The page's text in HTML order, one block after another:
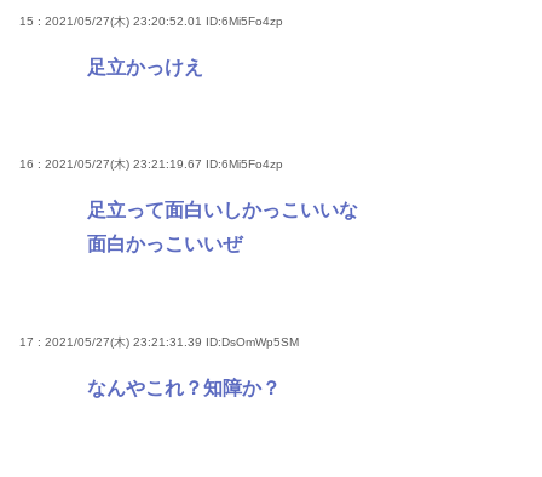
15 : 2021/05/27(木) 23:20:52.01 ID:6Mi5Fo4zp
足立かっけえ
16 : 2021/05/27(木) 23:21:19.67 ID:6Mi5Fo4zp
足立って面白いしかっこいいな
面白かっこいいぜ
17 : 2021/05/27(木) 23:21:31.39 ID:DsOmWp5SM
なんやこれ？知障か？